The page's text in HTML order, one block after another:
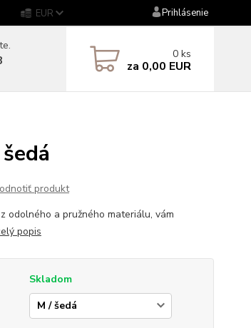
EUR Prihlásenie
0 ks
za 0,00 EUR
produkt
odolného a pružného materiálu, vám
popis
Skladom